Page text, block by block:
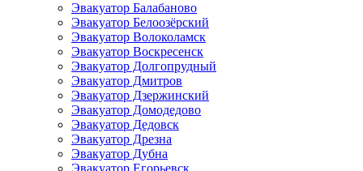
Эвакуатор Балабаново
Эвакуатор Белоозёрский
Эвакуатор Волоколамск
Эвакуатор Воскресенск
Эвакуатор Долгопрудный
Эвакуатор Дмитров
Эвакуатор Дзержинский
Эвакуатор Домодедово
Эвакуатор Дедовск
Эвакуатор Дрезна
Эвакуатор Дубна